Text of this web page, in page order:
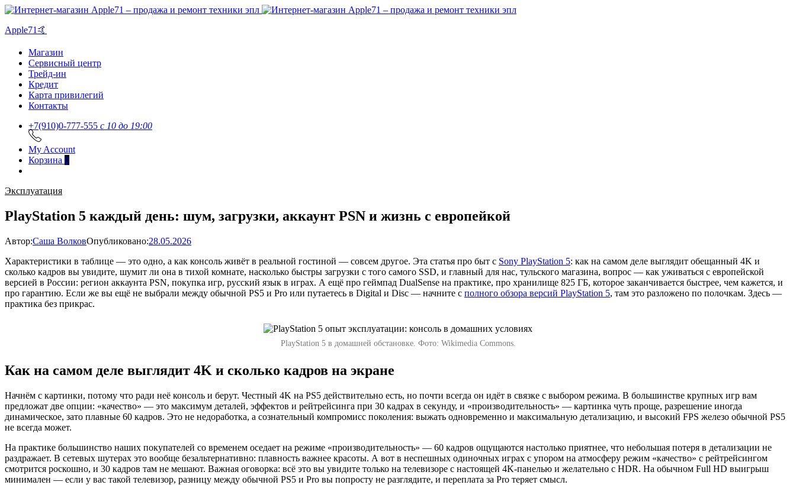
Apple71🤙
Магазин
Сервисный центр
Трейд-ин
Кредит
Карта привилегий
Контакты
+7(910)0-777-555 c 10 до 19:00
My Account
Корзина 0
Эксплуатация
PlayStation 5 каждый день: шум, загрузки, аккаунт PSN и жизнь с европейкой
Автор:Саша ВолковОпубликовано:28.05.2026
Характеристики в таблице — это одно, а как консоль живёт в реальной гостиной — совсем другое. Эта статья про быт с Sony PlayStation 5: как на самом деле выглядит обещанный 4K и
сколько кадров вы увидите, шумит ли она в тихой комнате, насколько быстры загрузки с того самого SSD, и главный для нас, тульского магазина, вопрос — как уживаться с европейской
версией в России: регион аккаунта PSN, покупка игр, русский язык в играх. А ещё про геймпад DualSense на практике, про хранилище 825 ГБ, которое заканчивается быстрее, чем кажется, и
про гарантию. Если же вы ещё не выбрали между обычной PS5 и Pro или путаетесь в Digital и Disc — начните с полного обзора версий PlayStation 5, там это разложено по полочкам. Здесь —
практика без прикрас.
PlayStation 5 в домашней обстановке. Фото: Wikimedia Commons.
Как на самом деле выглядит 4K и сколько кадров на экране
Начнём с картинки, потому что ради неё консоль и берут. Честный 4K на PS5 действительно есть, но почти всегда он идёт в связке с выбором режима. В большинстве крупных игр вам
предложат две опции: «качество» — это максимум деталей, эффектов и рейтрейсинга при 30 кадрах в секунду, и «производительность» — картинка чуть проще, разрешение иногда
динамическое, зато плавные 60 кадров. Это не недоработка, а сознательный компромисс поколения: выжать одновременно и максимальную детализацию, и высокий FPS железо обычной PS5
не всегда может.
На практике большинство наших покупателей со временем оседает на режиме «производительность» — 60 кадров ощущаются настолько приятнее, что небольшая потеря в детализации не
раздражает. В сетевых шутерах это вообще безальтернативно: плавность важнее красоты. А вот в неспешных одиночных играх с упором на атмосферу режим «качество» с рейтрейсингом
смотрится роскошно, и 30 кадров там не мешают. Важная оговорка: всё это вы увидите только на телевизоре с настоящей 4K-панелью и желательно с HDR. На обычном Full HD выигрыш
минимален — если у вас такой телевизор, разницу между обычной PS5 и Pro вы попросту не разглядите, и переплата за Pro теряет смысл.